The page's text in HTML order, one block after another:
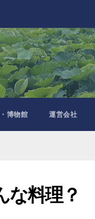
博物館 運営会社
な料理？